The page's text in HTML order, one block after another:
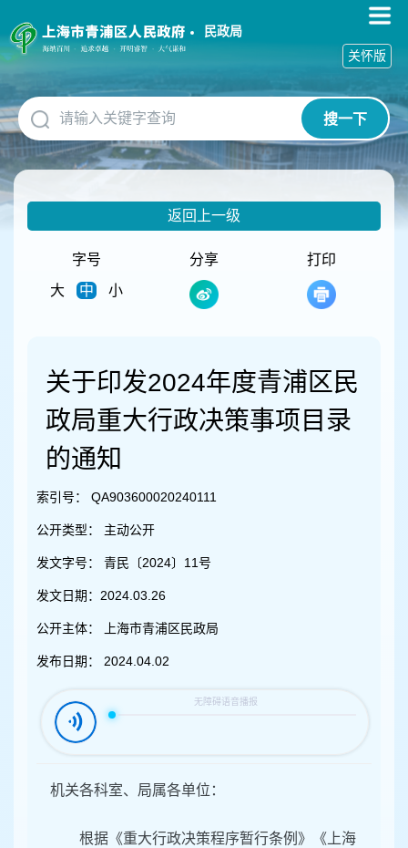
障
碍
作
说
明
跳
到
网
民政局
搜一下
关怀版
返回上一级
字号
大
中 小
分享 打印
关于印发2024年度青浦区民
政局重大行政决策事项目录
的通知
索引号： QA903600020240111
公开类型： 主动公开
发文字号： 青民〔2024〕11号
发文日期： 2024.03.26
公开主体： 上海市青浦区民政局
发布日期： 2024.04.02
机关各科室、局属各单位：
根据《重大行政决策程序暂行条例》《上海